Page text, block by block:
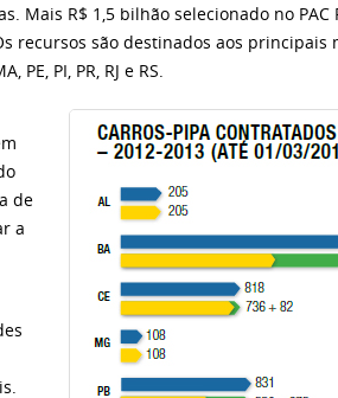
Mais R$ 1,5 bilhão selecionado no PAC
recursos são destinados aos principais
PI, PR, RJ e RS.
de
a